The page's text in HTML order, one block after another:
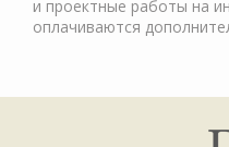
и проектные работы на
оплачиваются